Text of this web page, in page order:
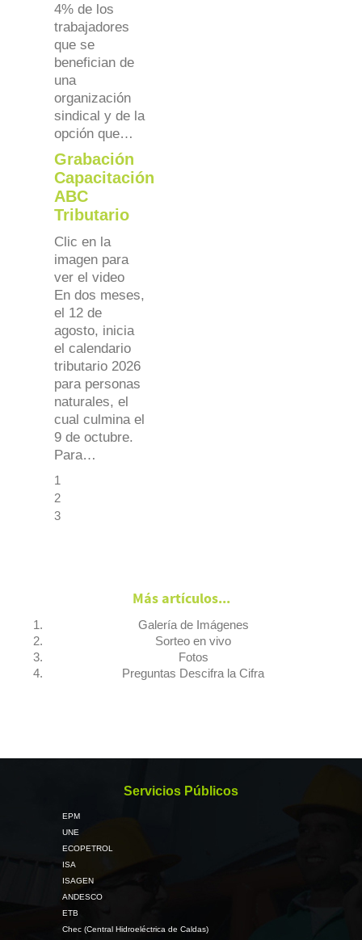
4% de los
trabajadores
que se
benefician de
una
organización
sindical y de la
opción que…
Grabación
Capacitación
ABC
Tributario
Clic en la
imagen para
ver el video
En dos meses,
el 12 de
agosto, inicia
el calendario
tributario 2026
para personas
naturales, el
cual culmina el
9 de octubre.
Para…
1
2
3
Más artículos...
Galería de Imágenes
Sorteo en vivo
Fotos
Preguntas Descifra la Cifra
Servicios Públicos
EPM
UNE
ECOPETROL
ISA
ISAGEN
ANDESCO
ETB
Chec (Central Hidroeléctrica de Caldas)